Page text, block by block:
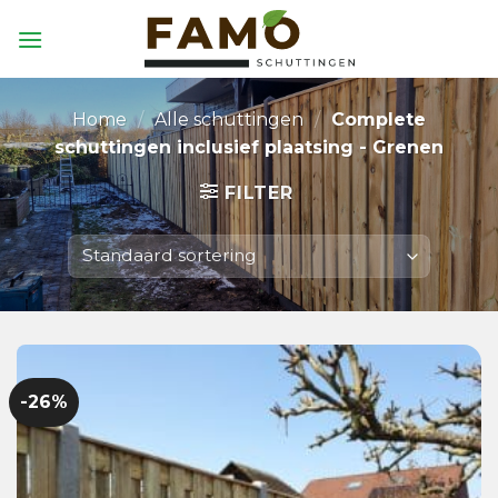
Home / Alle schuttingen / Complete
schuttingen inclusief plaatsing - Grenen
FILTER
-26%